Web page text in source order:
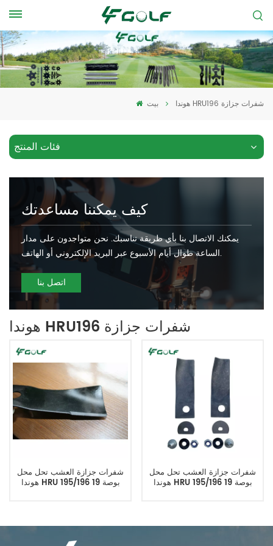
بيت هوندا HRU196 شفرات جزازة
فئات المنتج
كيف يمكننا مساعدتك
يمكنك الاتصال بنا بأي طريقة تناسبك. نحن متواجدون على مدار
الساعة طوال أيام الأسبوع عبر البريد الإلكتروني أو الهاتف.
اتصل بنا
هوندا HRU196 شفرات جزازة
شفرات جزازة العشب تحل محل
هوندا HRU 195/196 19 بوصة
شفرات جزازة العشب تحل محل
هوندا HRU 195/196 19 بوصة